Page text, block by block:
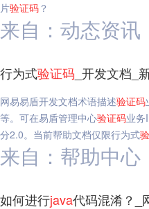
片验证码 ？
来自：动态资讯
行为式验证码 _开发文档_
网易易盾开发文档术语描述验证码
等。可在易盾管理中心验证码业务
分2.0。当前帮助文档仅限行为式
来自：帮助中心
如何进行java代码混淆？_